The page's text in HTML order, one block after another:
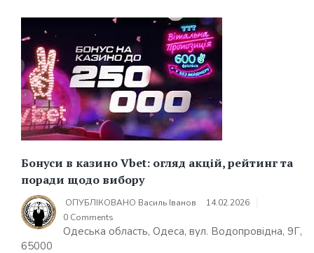
Бонуси в казино Vbet: огляд акцій, рейтинг та
поради щодо вибору
ОПУБЛІКОВАНО Василь Іванов
14.02.2026
0 Comments
Одеська область, Одеса, вул. Водопровідна, 9Г,
65000